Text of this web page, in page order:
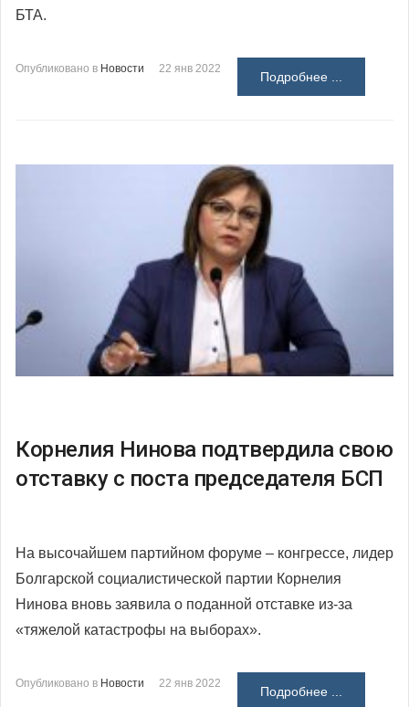
БТА.
Опубликовано в Новости 22 янв 2022
Подробнее ...
Корнелия Нинова подтвердила свою
отставку с поста председателя БСП
На высочайшем партийном форуме – конгрессе, лидер
Болгарской социалистической партии Корнелия
Нинова вновь заявила о поданной отставке из-за
«тяжелой катастрофы на выборах».
Опубликовано в Новости 22 янв 2022
Подробнее ...